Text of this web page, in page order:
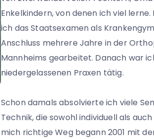
Enkelkindern, von denen ich viel
ich das Staatsexamen als
Anschluss mehrere Jahre in der
Mannheims gearbeitet. Danach war
niedergelassenen Praxen tätig.
Schon damals absolvierte ich viele
Technik, die sowohl individuell als
mich richtige Weg begann 2001 mit